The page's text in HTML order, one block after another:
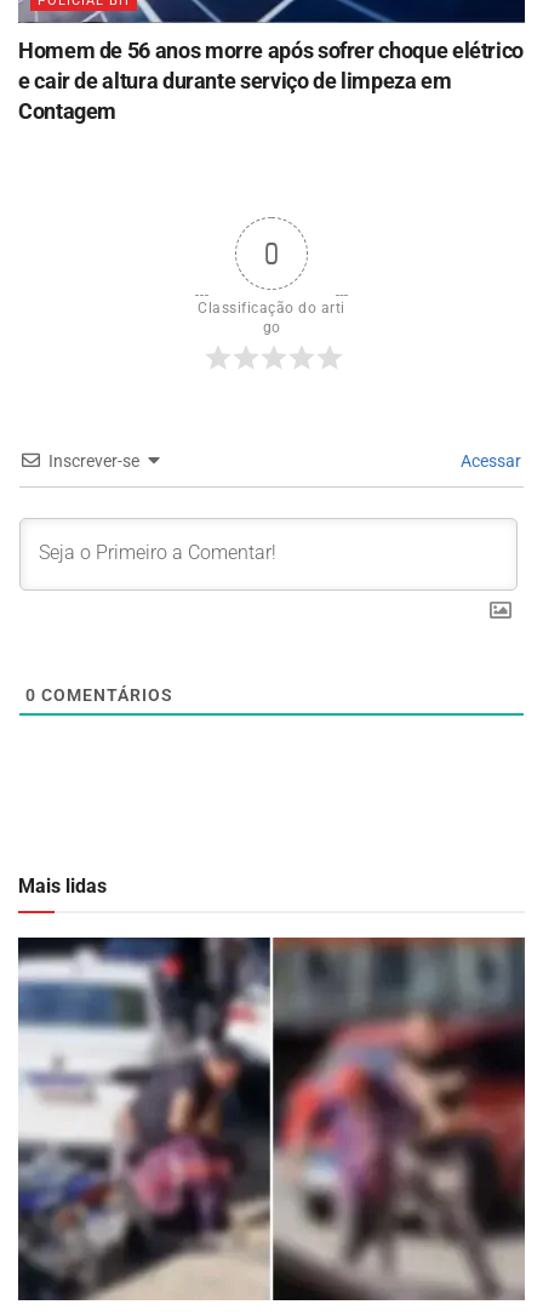
Homem de 56 anos morre após sofrer choque elétrico
e cair de altura durante serviço de limpeza em
Contagem
0
Classificação do arti
go
Inscrever-se Acessar
0 COMENTÁRIOS
Mais lidas